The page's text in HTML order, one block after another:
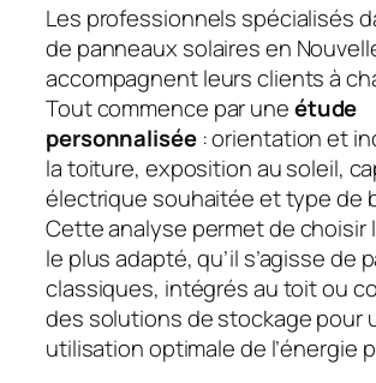
Les professionnels spécialisés
de panneaux solaires en
accompagnent leurs clients à
Tout commence par uneétude
personnalisée: orientation et
la toiture, exposition au soleil,
électrique souhaitée et type de
Cette analyse permet de choisir
le plus adapté, qu’il s’agisse de
classiques, intégrés au toit ou
des solutions de stockage pour
utilisation optimale de l’énergie